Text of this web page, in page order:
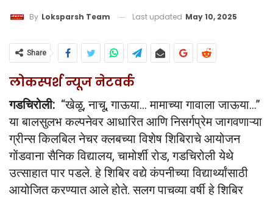
By Loksparsh Team Last updated May 10, 2025
Share
लोकस्पर्श न्यूज नेटवर्क
गडचिरोली: “खेळू, नाचू, गाऊया… मामाच्या गावाला जाऊया…”
या बालसुलभ कल्पनेवर आधारित आणि निसर्गप्रेम जागवणाऱ्या
ग्रीन्स किलबिल नेचर क्लबच्या विशेष शिबिराचे आयोजन
गोंडवाना सैनिक विद्यालय, चामोर्शी रोड, गडचिरोली येथे
उत्साहात पार पडले. हे शिबिर वद्ये कंपनीच्या विद्यार्थ्यांसाठी
आयोजित करण्यात आले होते. सलग पाचव्या वर्षी हे शिबिर